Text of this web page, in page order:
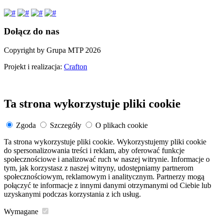
Dołącz do nas
Copyright by Grupa MTP 2026
Projekt i realizacja: Crafton
Ta strona wykorzystuje pliki cookie
Zgoda Szczegóły
O plikach cookie
Ta strona wykorzystuje pliki cookie. Wykorzystujemy pliki cookie
do spersonalizowania treści i reklam, aby oferować funkcje
społecznościowe i analizować ruch w naszej witrynie. Informacje o
tym, jak korzystasz z naszej witryny, udostępniamy partnerom
społecznościowym, reklamowym i analitycznym. Partnerzy mogą
połączyć te informacje z innymi danymi otrzymanymi od Ciebie lub
uzyskanymi podczas korzystania z ich usług.
Wymagane